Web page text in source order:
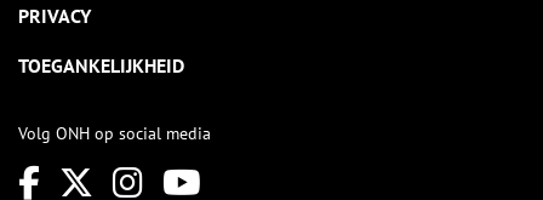
PRIVACY
TOEGANKELIJKHEID
Volg ONH op social media